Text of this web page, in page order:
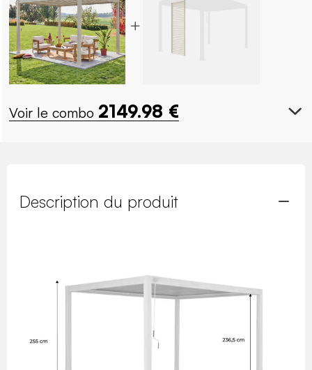
Voir le combo 2149.98 €
Description du produit